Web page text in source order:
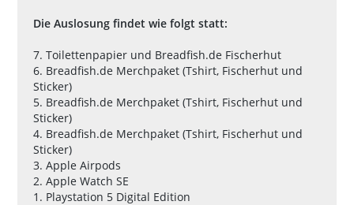
Die Auslosung findet wie folgt statt:
7. Toilettenpapier und Breadfish.de Fischerhut
6. Breadfish.de Merchpaket (Tshirt, Fischerhut und
Sticker)
5. Breadfish.de Merchpaket (Tshirt, Fischerhut und
Sticker)
4. Breadfish.de Merchpaket (Tshirt, Fischerhut und
Sticker)
3. Apple Airpods
2. Apple Watch SE
1. Playstation 5 Digital Edition